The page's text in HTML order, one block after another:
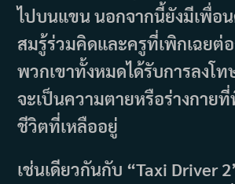
ไปบนแขน นอกจากนี้ยังมีเพื่อ
สมรู้ร่วมคิดและครูที่เพิกเฉยต่
พวกเขาทั้งหมดได้รับการลงโ
จะเป็นความตายหรือร่างกาย
ชีวิตที่เหลืออยู่
เช่นเดียวกันกับ “Taxi Driver